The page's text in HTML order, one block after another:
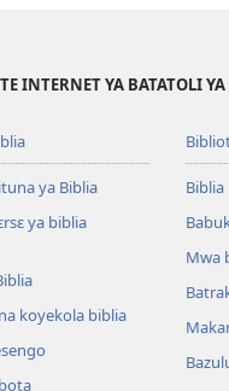
INTERNET YA BATATOLI YA
ya Biblia
ya biblia
koyekola biblia
Mwa